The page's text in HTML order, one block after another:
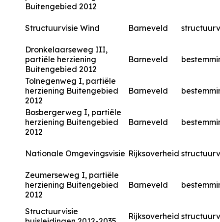
Buitengebied 2012
Structuurvisie Wind Barneveld
Dronkelaarseweg III,
partiële herziening
Buitengebied 2012
Barneveld
Tolnegenweg I, partiële
herziening Buitengebied
2012
Barneveld
Bosbergerweg I, partiële
herziening Buitengebied
2012
Barneveld
Nationale Omgevingsvisie Rijksoverheid
Zeumerseweg I, partiële
herziening Buitengebied
2012
Barneveld
Structuurvisie
Rijksoverheid